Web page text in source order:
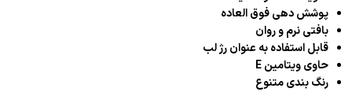
پوشش دهی فوق العاده
بافتی نرم و روان
قابل استفاده به عنوان رژ لب
حاوی ویتامین E
رنگ بندی متنوع